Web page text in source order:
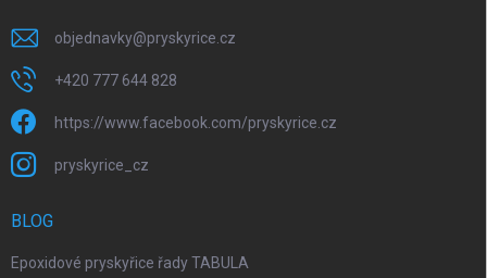
objednavky@pryskyrice.cz
+420 777 644 828
https://www.facebook.com/pryskyrice.cz
pryskyrice_cz
BLOG
Epoxidové pryskyřice řady TABULA